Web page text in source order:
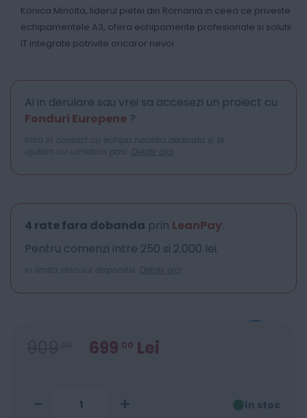
Konica Minolta, liderul pietei din Romania in ceea ce priveste
echipamentele A3, ofera echipamente profesionale si solutii
IT integrate potrivite oricaror nevoi.
Ai in derulare sau vrei sa accesezi un proiect cu
Fonduri Europene ?
Intra in contact cu echipa noastra dedicata si te
ajutam cu urmatorii pasi. Detalii aici
4 rate fara dobanda prin LeanPay.
Pentru comenzi intre 250 si 2.000 lei.
In limita stocului disponibil. Detalii aici
699 00 Lei
- + în stoc